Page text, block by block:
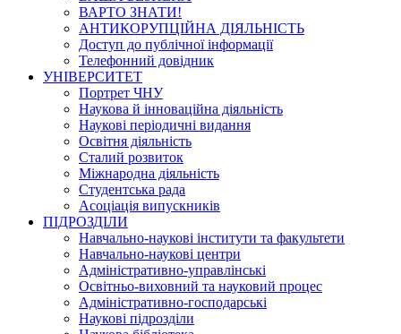
ВАРТО ЗНАТИ!
АНТИКОРУПЦІЙНА ДІЯЛЬНІСТЬ
Доступ до публічної інформації
Телефонний довідник
УНІВЕРСИТЕТ
Портрет ЧНУ
Наукова й інноваційна діяльність
Наукові періодичні видання
Освітня діяльність
Сталий розвиток
Міжнародна діяльність
Студентська рада
Асоціація випускників
ПІДРОЗДІЛИ
Навчально-наукові інститути та факультети
Навчально-наукові центри
Адміністративно-управлінські
Освітньо-виховний та науковий процес
Адміністративно-господарські
Наукові підрозділи